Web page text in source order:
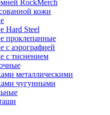
RockMerch
кожи
Hard Steel
проклепанные
с аэрографией
с тиснением
металлическими
чугунными